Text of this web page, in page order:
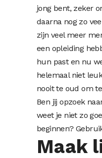
jong bent, zeker
daarna nog zo
zijn veel meer
een opleiding
hun past en nu
helemaal niet
nooit te oud om
Ben jij opzoek
weet je niet zo
beginnen?
Maak